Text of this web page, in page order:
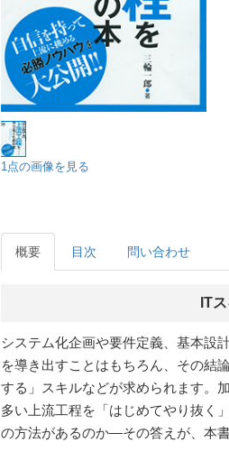
1点の画像を見る
概要 目次 問い合わせ
IT
システム化企画や要件定義、基本設
を導き出すことはもちろん、その結
する」スキルなどが求められます。
多い上流工程を「はじめてやり抜く
の方法があるのか―その答えが、本書